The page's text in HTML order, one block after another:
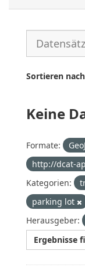
Sortieren nach
Keine
Formate:
http://dcat-
Kategorien:
parking lot
Herausgeber:
Ergebnisse